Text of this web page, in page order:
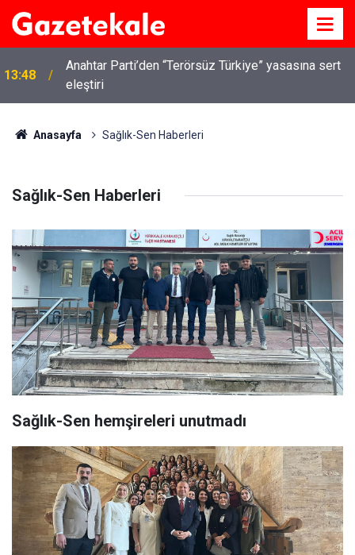
13:48
Anahtar Parti’den “Terörsüz Türkiye” yasasına sert
eleştiri
Anasayfa Sağlık-Sen Haberleri
Sağlık-Sen Haberleri
Sağlık-Sen hemşireleri unutmadı